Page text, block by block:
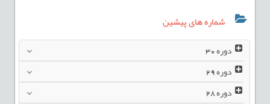
شماره های پیشین
دوره30
دوره29
دوره28